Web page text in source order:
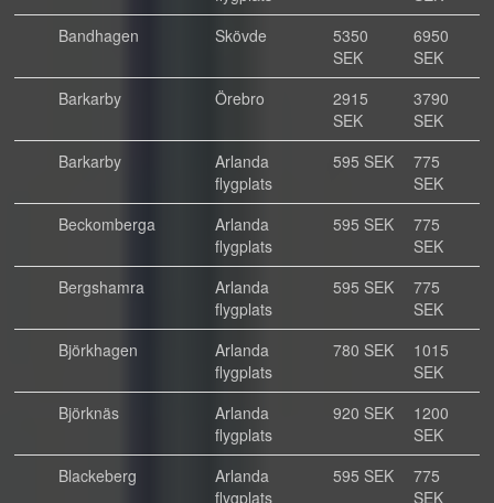
Bandhagen
Skövde
5350
SEK
6950
SEK
Barkarby
Örebro
2915
SEK
3790
SEK
Barkarby
Arlanda
flygplats
595 SEK
775
SEK
Beckomberga
Arlanda
flygplats
595 SEK
775
SEK
Bergshamra
Arlanda
flygplats
595 SEK
775
SEK
Björkhagen
Arlanda
flygplats
780 SEK
1015
SEK
Björknäs
Arlanda
flygplats
920 SEK
1200
SEK
Blackeberg
Arlanda
flygplats
595 SEK
775
SEK